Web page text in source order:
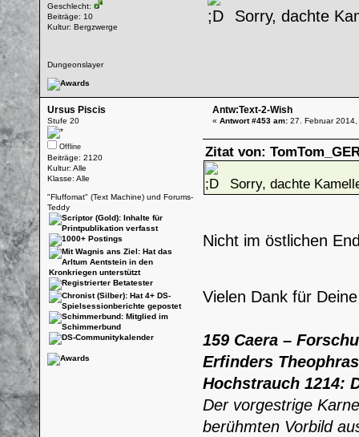
Geschlecht:
Beiträge: 10
Kultur: Bergzwerge
Dungeonslayer
Sorry, dachte
Ursus Piscis
Stufe 20
Offline
Beiträge: 2120
Kultur: Alle
Klasse: Alle
"Fluffomat" (Text Machine) und Forums-
Teddy
Antw:Text-2-Wish
«Antwort #453 am: 27. Februar
Zitat von:
Sorry, dachte
Nicht im östlichen
Vielen Dank für
159 Caera –
Erfinders
Hochstrauch 1214:
Der vorgestrige
berühmten Vorbild